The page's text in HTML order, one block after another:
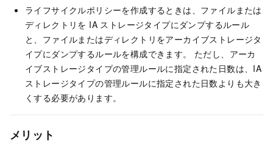
ライフサイクルポリシーを作成するときは、ファイルまたは
ディレクトリを IA ストレージタイプにダンプするルール
と、ファイルまたはディレクトリをアーカイブストレージタ
イプにダンプするルールを構成できます。 ただし、アーカ
イブストレージタイプの管理ルールに指定された日数は、IA
ストレージタイプの管理ルールに指定された日数よりも大き
くする必要があります。
メリット